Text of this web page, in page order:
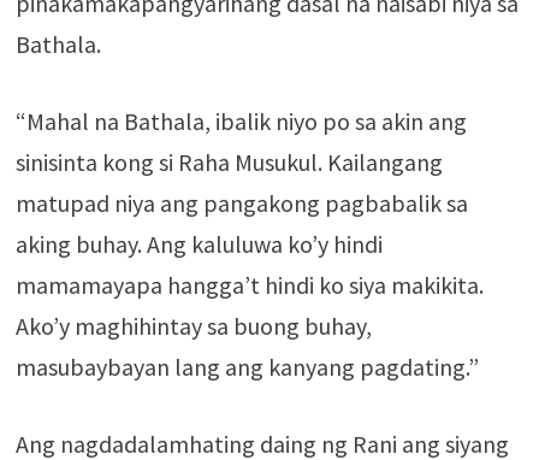
Bathala.
“Mahal na Bathala, ibalik niyo po sa akin ang
sinisinta kong si Raha Musukul. Kailangang
matupad niya ang pangakong pagbabalik sa
aking buhay. Ang kaluluwa ko’y hindi
mamamayapa hangga’t hindi ko siya makikita.
Ako’y maghihintay sa buong buhay,
masubaybayan lang ang kanyang pagdating.”
Ang nagdadalamhating daing ng Rani ang siyang